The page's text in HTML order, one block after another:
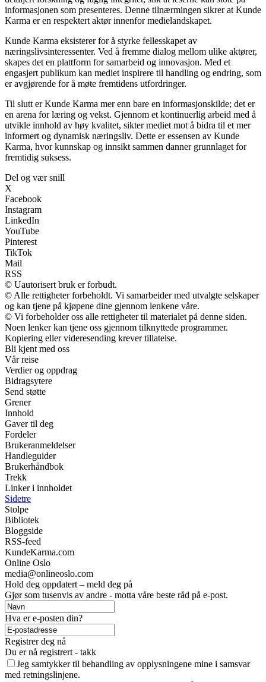
informasjonen som presenteres. Denne tilnærmingen sikrer at Kunde
Karma er en respektert aktør innenfor medielandskapet.
Kunde Karma eksisterer for å styrke fellesskapet av
næringslivsinteressenter. Ved å fremme dialog mellom ulike aktører,
skapes det en plattform for samarbeid og innovasjon. Med et
engasjert publikum kan mediet inspirere til handling og endring, som
er avgjørende for å møte fremtidens utfordringer.
Til slutt er Kunde Karma mer enn bare en informasjonskilde; det er
en arena for læring og vekst. Gjennom et kontinuerlig arbeid med å
utvikle innhold av høy kvalitet, sikter mediet mot å bidra til et mer
informert og dynamisk næringsliv. Dette er essensen av Kunde
Karma, hvor kunnskap og innsikt sammen danner grunnlaget for
fremtidig suksess.
Del og vær snill
X
Facebook
Instagram
LinkedIn
YouTube
Pinterest
TikTok
Mail
RSS
© Uautorisert bruk er forbudt.
© Alle rettigheter forbeholdt. Vi samarbeider med utvalgte selskaper
og kan tjene på kjøpene dine gjennom lenkene våre.
© Vi forbeholder oss alle rettigheter til materialet på denne siden.
Noen lenker kan tjene oss gjennom tilknyttede programmer.
Kopiering eller videresending krever tillatelse.
Bli kjent med oss
Vår reise
Verdier og oppdrag
Bidragsytere
Send støtte
Grener
Innhold
Gaver til deg
Fordeler
Brukeranmeldelser
Handleguider
Brukerhåndbok
Trekk
Linker i innholdet
Sidetre
Stolpe
Bibliotek
Bloggside
RSS-feed
KundeKarma.com
Online Oslo
media@onlineoslo.com
Hold deg oppdatert – meld deg på
Gjør som tusenvis av andre - motta våre beste råd på e-post.
Hva er e-posten din?
Registrer deg nå
Du er nå registrert - takk
Jeg samtykker til behandling av opplysningene mine i samsvar
med retningslinjene.